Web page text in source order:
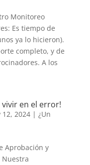
Monitoreo
Es tiempo de
ya lo hicieron).
completo, y de
A los
vivir en el error!
12, 2024| ¿Un
Aprobación y